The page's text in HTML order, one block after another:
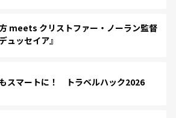
meets クリストファー・ノーラン監督
ュッセイア』
スマートに！ トラベルハック2026